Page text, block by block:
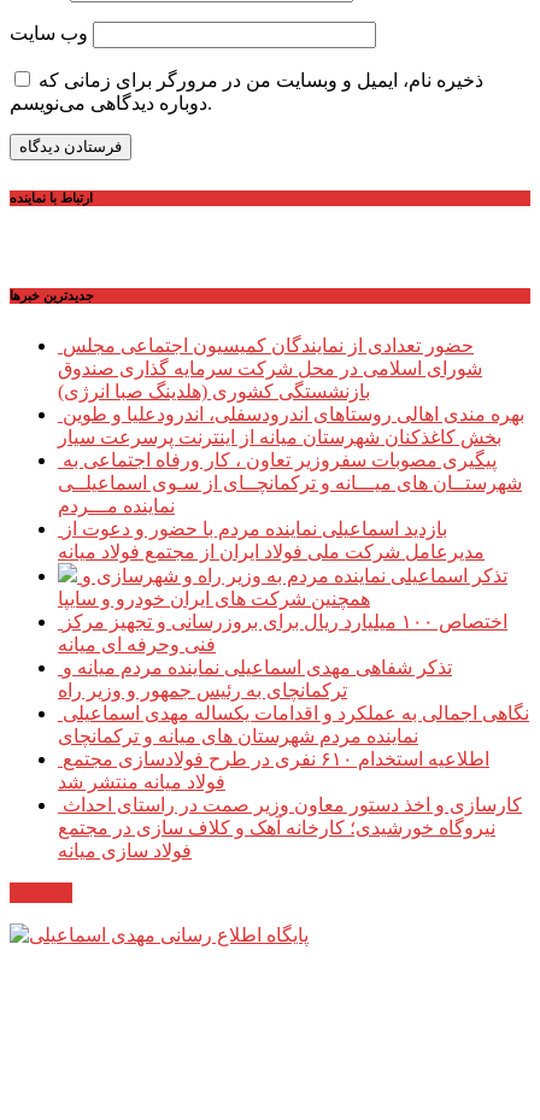
وب‌ سایت
ذخیره نام، ایمیل و وبسایت من در مرورگر برای زمانی که
دوباره دیدگاهی می‌نویسم.
ارتباط با نماینده
جديدترين خبرها
شورای اسلامی در محل شرکت سرمایه گذاری صندوق
بازنشستگی کشوری (هلدینگ صبا انرژی)
بخش کاغذکنان شهرستان میانه از اینترنت پرسرعت سیار
شهرستــان های میـــانه و ترکمانچــای از سـوی اسماعیلــی
نماینده مـــردم
مدیرعامل شرکت ملی فولاد ایران از مجتمع فولاد میانه
همچنین شرکت های ایران خودرو و سایپا
فنی وحرفه ای میانه
ترکمانچای به رئیس جمهور و وزیر راه
نماینده مردم شهرستان های میانه و ترکمانچای
فولاد میانه منتشر شد
نیروگاه خورشیدی؛ کارخانه آهک و کلاف سازی در مجتمع
فولاد سازی میانه